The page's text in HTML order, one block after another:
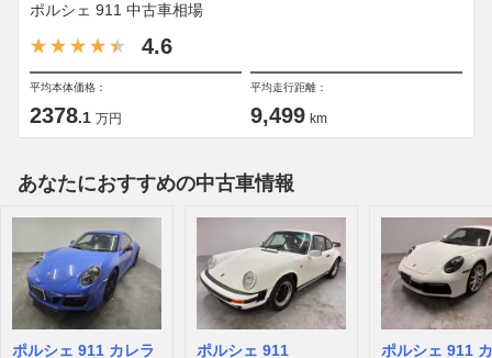
ポルシェ 911 中古車相場
4.6
平均本体価格：
2378.1 万円
平均走行距離：
9,499 km
あなたにおすすめの中古車情報
ポルシェ 911 カレラ ポルシェ 911 ポルシェ 911